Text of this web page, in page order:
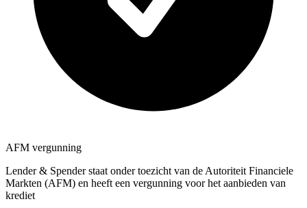
AFM vergunning
Lender & Spender staat onder toezicht van de Autoriteit Financiele
Markten (AFM) en heeft een vergunning voor het aanbieden van
krediet